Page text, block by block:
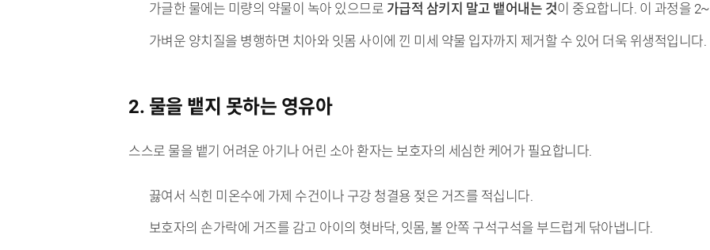
가글한 물에는 미량의 약물이 녹아 있으므로 가급적 삼키지 말고 뱉어내는 것이 중요합니다. 이 과정을
가벼운 양치질을 병행하면 치아와 잇몸 사이에 낀 미세 약물 입자까지 제거할 수 있어 더욱 위생적입니다.
2. 물을 뱉지 못하는 영유아
스스로 물을 뱉기 어려운 아기나 어린 소아 환자는 보호자의 세심한 케어가 필요합니다.
끓여서 식힌 미온수에 가제 수건이나 구강 청결용 젖은 거즈를 적십니다.
보호자의 손가락에 거즈를 감고 아이의 혓바닥, 잇몸, 볼 안쪽 구석구석을 부드럽게 닦아냅니다.